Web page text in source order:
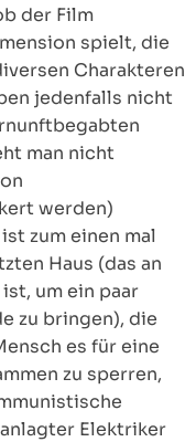
der Film
spielt, die
Charakteren
jedenfalls nicht
man nicht
werden)
zum einen mal
Haus (das an
um ein paar
zu bringen), die
es für eine
zu sperren,
Elektriker